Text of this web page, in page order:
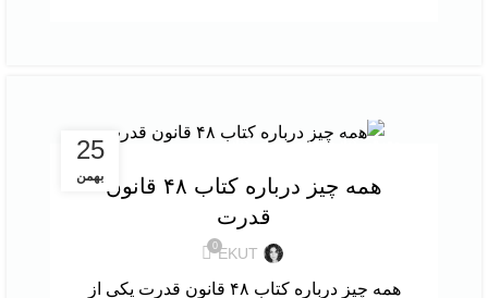
25
بهمن
معرفی کتاب,نقد و بررسی کتاب
همه چیز درباره کتاب ۴۸ قانون
قدرت
EKUT
0
همه چیز درباره کتاب ۴۸ قانون قدرت یکی از